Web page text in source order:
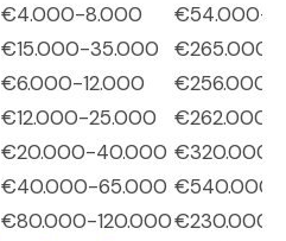
€4.000-8.000
€54.000-
€15.000-35.000
€265.000-
€6.000-12.000
€256.000-
€12.000-25.000
€262.000-
€20.000-40.000 €320.000-
€40.000-65.000 €540.000-
€80.000-120.000€230.000-